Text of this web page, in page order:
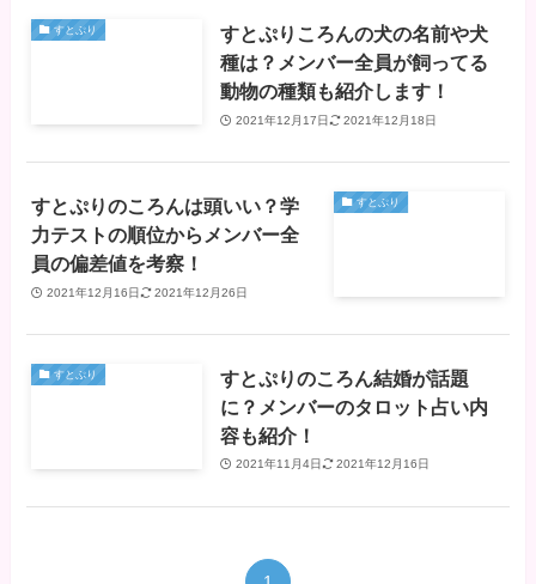
すとぷり
すとぷりころんの犬の名前や犬
種は？メンバー全員が飼ってる
動物の種類も紹介します！
2021年12月17日 2021年12月18日
すとぷり
すとぷりのころんは頭いい？学
力テストの順位からメンバー全
員の偏差値を考察！
2021年12月16日 2021年12月26日
すとぷり
すとぷりのころん結婚が話題
に？メンバーのタロット占い内
容も紹介！
2021年11月4日 2021年12月16日